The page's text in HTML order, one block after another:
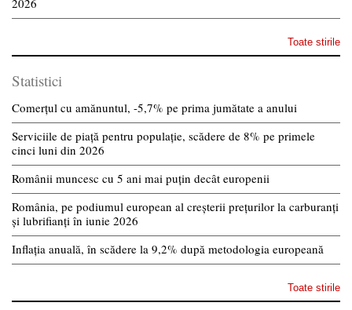
2026
Toate stirile
Statistici
Comerțul cu amănuntul, -5,7% pe prima jumătate a anului
Serviciile de piață pentru populație, scădere de 8% pe primele
cinci luni din 2026
Românii muncesc cu 5 ani mai puțin decât europenii
România, pe podiumul european al creșterii prețurilor la carburanți
și lubrifianți în iunie 2026
Inflația anuală, în scădere la 9,2% după metodologia europeană
Toate stirile